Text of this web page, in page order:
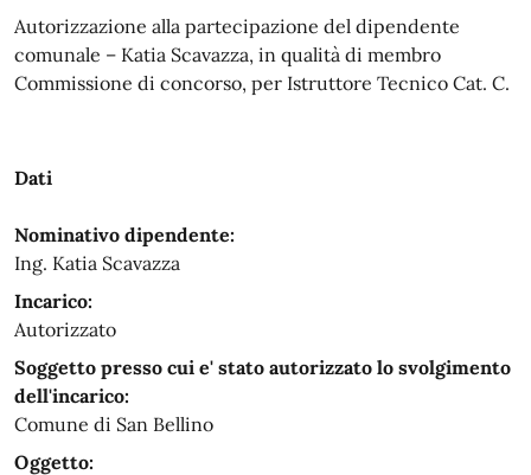
Autorizzazione alla partecipazione del dipendente
comunale – Katia Scavazza, in qualità di membro
Commissione di concorso, per Istruttore Tecnico Cat. C.
Dati
Nominativo dipendente:
Ing. Katia Scavazza
Incarico:
Autorizzato
Soggetto presso cui e' stato autorizzato lo svolgimento
dell'incarico:
Comune di San Bellino
Oggetto: